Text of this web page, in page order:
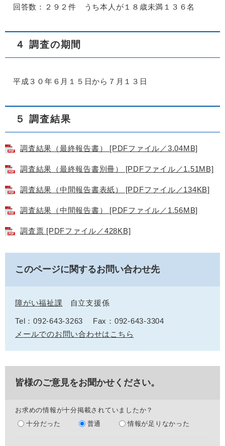
回答数：２９２件 うち本人が１８歳未満１３６名
４ 調査の期間
平成３０年６月１５日から７月１３日
５ 調査結果
調査結果（最終報告書） [PDFファイル／3.04MB]
調査結果（最終報告書別冊） [PDFファイル／1.51MB]
調査結果（中間報告書表紙） [PDFファイル／134KB]
調査結果（中間報告書） [PDFファイル／1.56MB]
調査票 [PDFファイル／428KB]
このページに関するお問い合わせ先
障がい福祉課 自立支援係
Tel：092-643-3263
Fax：092-643-3304
メールでのお問い合わせはこちら
皆様のご意見をお聞かせください。
お求めの情報が十分掲載されていましたか？
十分だった
普通 情報が足りなかった